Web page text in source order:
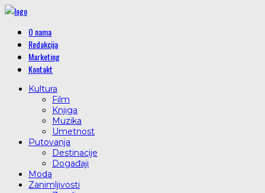
O nama
Redakcija
Marketing
Kontakt
Kultura
Film
Knjiga
Muzika
Umetnost
Putovanja
Destinacije
Događaji
Moda
Zanimljivosti